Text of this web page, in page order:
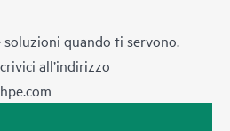
quando ti servono.
all’indirizzo